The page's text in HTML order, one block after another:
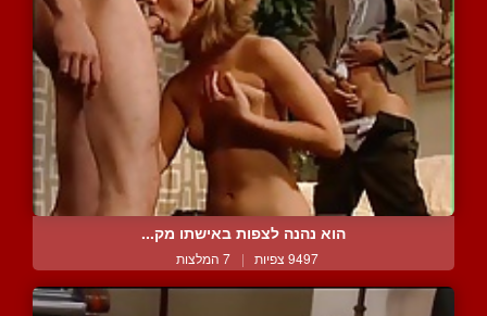
הוא נהנה לצפות באישתו מק...
9497 צפיות | 7 המלצות